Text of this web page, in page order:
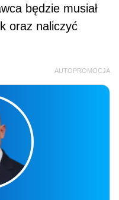
będzie musiał
oraz naliczyć
AUTOPROMOCJA